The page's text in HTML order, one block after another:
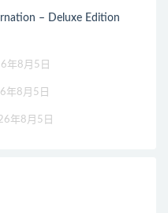
– Deluxe Edition
年8月5日
年8月5日
年8月5日